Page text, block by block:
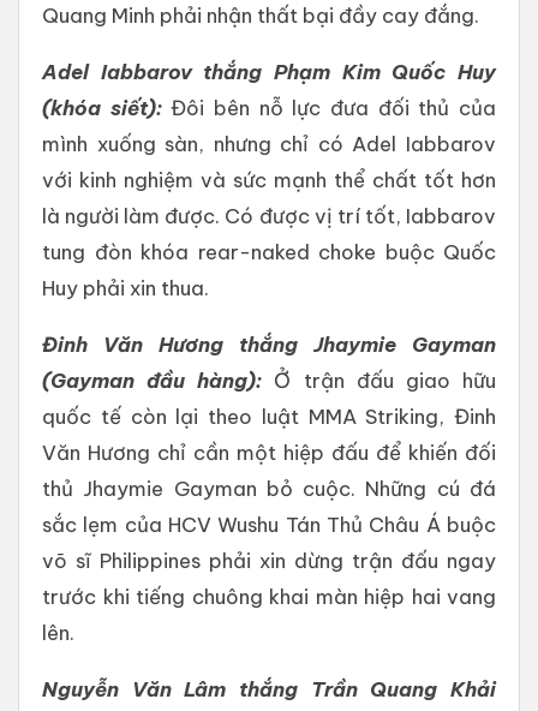
Quang Minh phải nhận thất bại đầy cay đắng.
Adel Iabbarov thắng Phạm Kim Quốc Huy
(khóa siết):Đôi bên nỗ lực đưa đối thủ của
mình xuống sàn, nhưng chỉ có Adel Iabbarov
với kinh nghiệm và sức mạnh thể chất tốt hơn
là người làm được. Có được vị trí tốt, Iabbarov
tung đòn khóa rear-naked choke buộc Quốc
Huy phải xin thua.
Đinh Văn Hương thắng Jhaymie Gayman
(Gayman đầu hàng): Ở trận đấu giao hữu
quốc tế còn lại theo luật MMA Striking, Đinh
Văn Hương chỉ cần một hiệp đấu để khiến đối
thủ Jhaymie Gayman bỏ cuộc. Những cú đá
sắc lẹm của HCV Wushu Tán Thủ Châu Á buộc
võ sĩ Philippines phải xin dừng trận đấu ngay
trước khi tiếng chuông khai màn hiệp hai vang
lên.
Nguyễn Văn Lâm thắng Trần Quang Khải